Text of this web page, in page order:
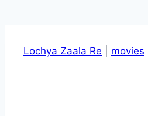
Lochya Zaala Re movies